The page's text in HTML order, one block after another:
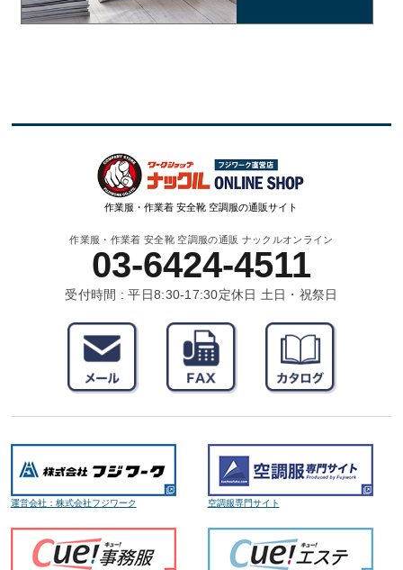
作業服・作業着 安全靴 空調服の通販サイト
作業服・作業着 安全靴 空調服の通販 ナックルオンライン
03-6424-4511
受付時間 : 平日8:30-17:30定休日 土日・祝祭日
運営会社：株式会社フジワーク 空調服専門サイト